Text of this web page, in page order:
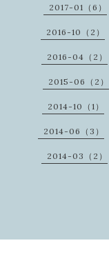
2017-01（6）
2016-10（2）
2016-04（2）
2015-06（2）
2014-10（1）
2014-06（3）
2014-03（2）